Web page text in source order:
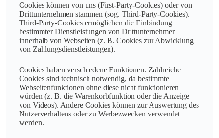
Cookies können von uns (First-Party-Cookies) oder von
Drittunternehmen stammen (sog. Third-Party-Cookies).
Third-Party-Cookies ermöglichen die Einbindung
bestimmter Dienstleistungen von Drittunternehmen
innerhalb von Webseiten (z. B. Cookies zur Abwicklung
von Zahlungsdienstleistungen).
Cookies haben verschiedene Funktionen. Zahlreiche
Cookies sind technisch notwendig, da bestimmte
Webseitenfunktionen ohne diese nicht funktionieren
würden (z. B. die Warenkorbfunktion oder die Anzeige
von Videos). Andere Cookies können zur Auswertung des
Nutzerverhaltens oder zu Werbezwecken verwendet
werden.